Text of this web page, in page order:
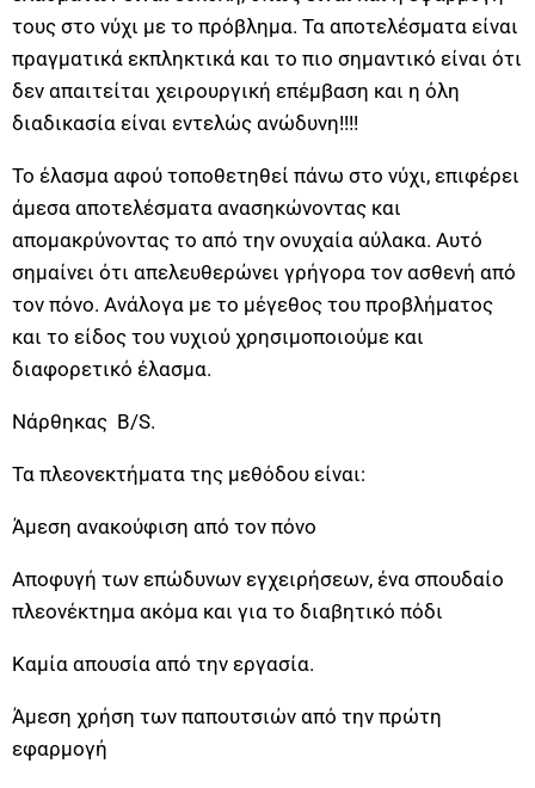
τους στο νύχι με το πρόβλημα. Τα αποτελέσματα είναι
πραγματικά εκπληκτικά και το πιο σημαντικό είναι ότι
δεν απαιτείται χειρουργική επέμβαση και η όλη
διαδικασία είναι εντελώς ανώδυνη!!!!
Το έλασμα αφού τοποθετηθεί πάνω στο νύχι, επιφέρει
άμεσα αποτελέσματα ανασηκώνοντας και
απομακρύνοντας το από την ονυχαία αύλακα. Αυτό
σημαίνει ότι απελευθερώνει γρήγορα τον ασθενή από
τον πόνο. Ανάλογα με το μέγεθος του προβλήματος
και το είδος του νυχιού χρησιμοποιούμε και
διαφορετικό έλασμα.
Νάρθηκας B/S.
Τα πλεονεκτήματα της μεθόδου είναι:
Άμεση ανακούφιση από τον πόνο
Αποφυγή των επώδυνων εγχειρήσεων, ένα σπουδαίο
πλεονέκτημα ακόμα και για το διαβητικό πόδι
Καμία απουσία από την εργασία.
Άμεση χρήση των παπουτσιών από την πρώτη
εφαρμογή